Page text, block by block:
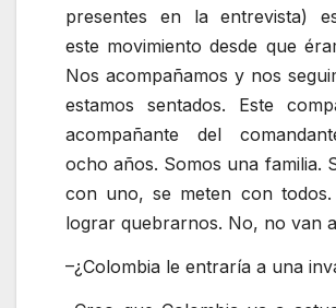
presentes en la entrevista)
este movimiento desde que
Nos acompañamos y nos
estamos sentados. Este
acompañante del
ocho años. Somos una familia.
con uno, se meten con
lograr quebrarnos. No, no van
–¿Colombia le entraría a una